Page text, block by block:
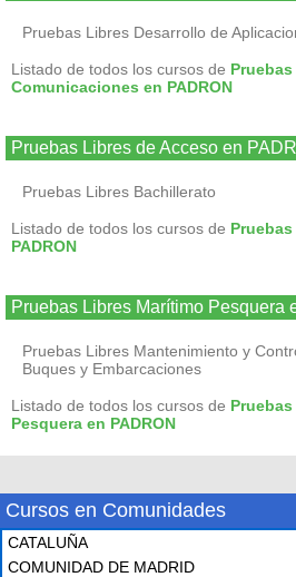
Pruebas Libres Desarrollo de
Listado de todos los cursos de
Comunicaciones en PADRON
Pruebas Libres de Acceso en
Pruebas Libres Bachillerato
Listado de todos los cursos de
PADRON
Pruebas Libres Marítimo Pesquera
Pruebas Libres Mantenimiento y
Buques y Embarcaciones
Listado de todos los cursos de
Pesquera en PADRON
Cursos en Comunidades
CATALUÑA
COMUNIDAD DE MADRID